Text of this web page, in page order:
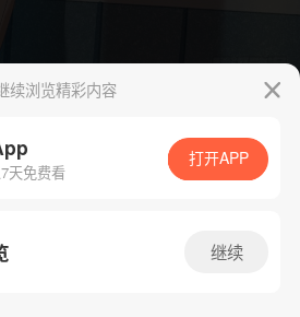
App免费看
腾漫App免费看
续浏览精彩内容
天免费看
打开APP
继续